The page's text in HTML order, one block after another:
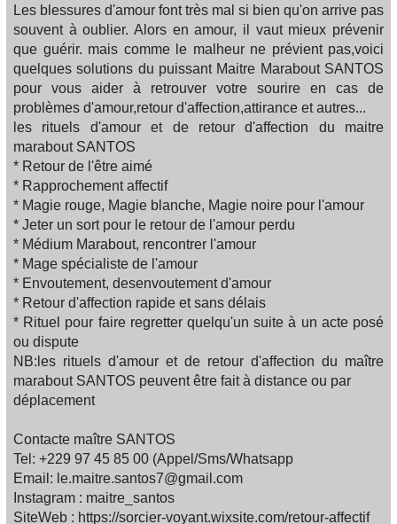
Les blessures d'amour font très mal si bien qu'on arrive pas
souvent à oublier. Alors en amour, il vaut mieux prévenir
que guérir. mais comme le malheur ne prévient pas,voici
quelques solutions du puissant Maitre Marabout SANTOS
pour vous aider à retrouver votre sourire en cas de
problèmes d'amour,retour d'affection,attirance et autres...
les rituels d'amour et de retour d'affection du maitre
marabout SANTOS
* Retour de l'être aimé
* Rapprochement affectif
* Magie rouge, Magie blanche, Magie noire pour l'amour
* Jeter un sort pour le retour de l'amour perdu
* Médium Marabout, rencontrer l'amour
* Mage spécialiste de l'amour
* Envoutement, desenvoutement d'amour
* Retour d'affection rapide et sans délais
* Rituel pour faire regretter quelqu'un suite à un acte posé
ou dispute
NB:les rituels d'amour et de retour d'affection du maître
marabout SANTOS peuvent être fait à distance ou par
déplacement
Contacte maître SANTOS
Tel: +229 97 45 85 00 (Appel/Sms/Whatsapp
Email: le.maitre.santos7@gmail.com
Instagram : maitre_santos
SiteWeb : https://sorcier-voyant.wixsite.com/retour-affectif